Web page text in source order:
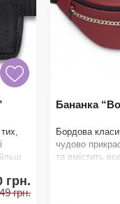
грн.
грн.
Бананка
Бордова
чудово
та вмістить